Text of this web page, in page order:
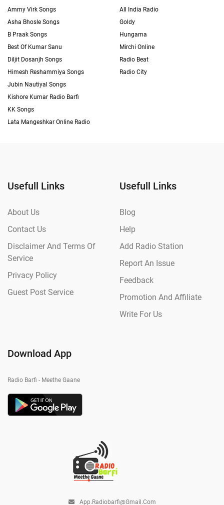
Ammy Virk Songs
Asha Bhosle Songs
B Praak Songs
Best Of Kumar Sanu
Diljit Dosanjh Songs
Himesh Reshammiya Songs
Jubin Nautiyal Songs
Kishore Kumar Radio Barfi
KK Songs
Lata Mangeshkar Online Radio
All India Radio
Goldy
Hungama
Mirchi Online
Radio Beat
Radio City
Usefull Links
About Us
Contact Us
Disclaimer And Terms Of
Service
Privacy Policy
Guest Post Service
Usefull Links
Blog
Help
Add Radio Station
Report An Issue
Feedback
Promotion And Affiliate
Write For Us
Download App
Radio Barfi - Meethe Gaane
App.radiobarfi@gmail.com